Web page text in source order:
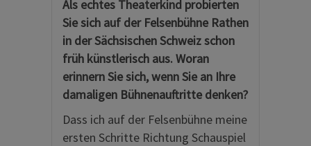
Als echtes Theaterkind probierten
Sie sich auf der Felsenbühne Rathen
in der Sächsischen Schweiz schon
früh künstlerisch aus. Woran
erinnern Sie sich, wenn Sie an Ihre
damaligen Bühnenauftritte denken?
Dass ich auf der Felsenbühne meine
ersten Schritte Richtung Schauspiel